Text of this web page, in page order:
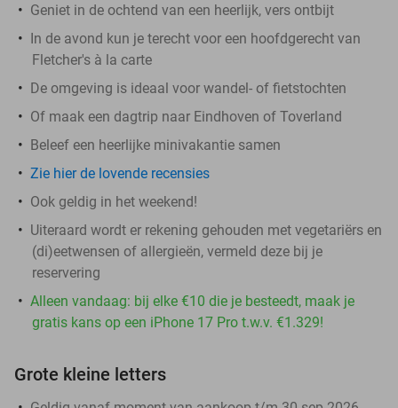
Geniet in de ochtend van een heerlijk, vers ontbijt
In de avond kun je terecht voor een hoofdgerecht van
Fletcher's à la carte
De omgeving is ideaal voor wandel- of fietstochten
Of maak een dagtrip naar Eindhoven of Toverland
Beleef een heerlijke minivakantie samen
Zie hier de lovende recensies
Ook geldig in het weekend!
Uiteraard wordt er rekening gehouden met vegetariërs en
(di)eetwensen of allergieën, vermeld deze bij je
reservering
Alleen vandaag: bij elke €10 die je besteedt, maak je
gratis kans op een iPhone 17 Pro t.w.v. €1.329!
Grote kleine letters